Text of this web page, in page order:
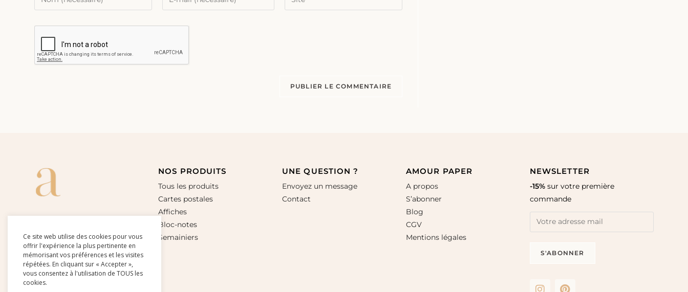
NOS PRODUITS
Tous les produits
Cartes postales
Affiches
Bloc-notes
Semainiers
UNE QUESTION ?
Envoyez un message
Contact
AMOUR PAPER
A propos
S’abonner
Blog
CGV
Mentions légales
NEWSLETTER
-15%sur votre première
commande
Ce site web utilise des cookies pour vous
offrir l'expérience la plus pertinente en
mémorisant vos préférences et les visites
répétées. En cliquant sur « Accepter »,
vous consentez à l'utilisation de TOUS les
cookies.